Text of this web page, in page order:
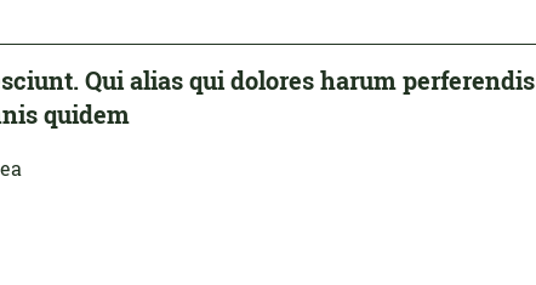
Qui alias qui dolores harum perferendis
quidem